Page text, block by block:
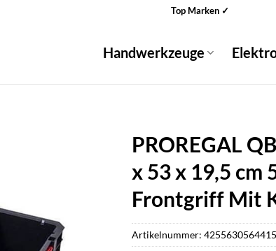
Top Marken ✓
Handwerkzeuge
PROREGAL
x 53 x 19,5 cm
Frontgriff Mit
Artikelnummer: 4255630564415